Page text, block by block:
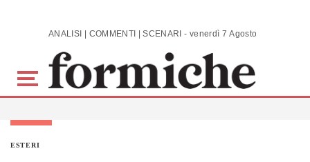
Skip to main content ANALISI | COMMENTI | SCENARI - venerdì 7 Agosto 2026
ESTERI